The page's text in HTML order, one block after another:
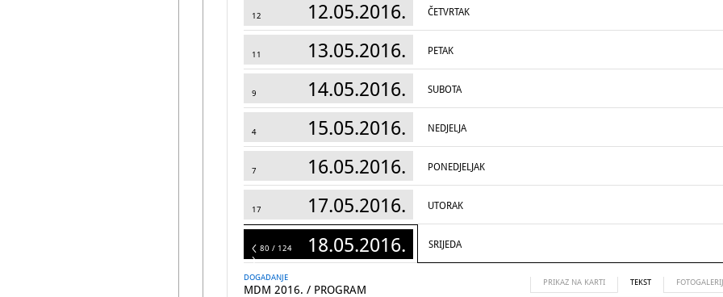
12 12.05.2016. ČETVRTAK
11 13.05.2016. PETAK
9 14.05.2016. SUBOTA
4 15.05.2016. NEDJELJA
7 16.05.2016. PONEDJELJAK
17 17.05.2016. UTORAK
124 18.05.2016. SRIJEDA
80 / 124
DOGADANJE
MDM 2016. / PROGRAM
PRIKAZ NA KARTI TEKST